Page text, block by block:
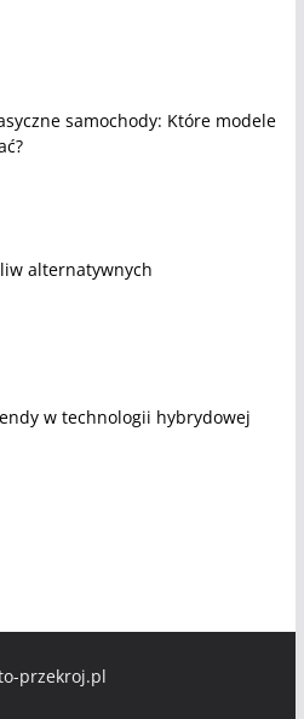
samochody: Które modele
alternatywnych
w technologii hybrydowej
przekroj.pl